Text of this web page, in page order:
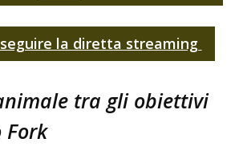
la diretta streaming
tra gli obiettivi
Fork